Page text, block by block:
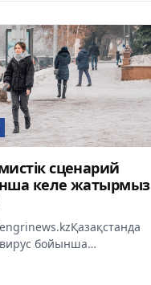
сценарий
келе жатырмыз
бойынша